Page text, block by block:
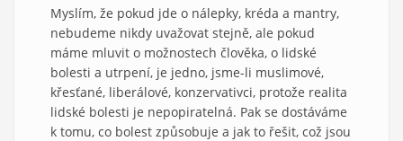
Myslím, že pokud jde o nálepky, kréda a mantry,
nebudeme nikdy uvažovat stejně, ale pokud
máme mluvit o možnostech člověka, o lidské
bolesti a utrpení, je jedno, jsme-li muslimové,
křesťané, liberálové, konzervativci, protože realita
lidské bolesti je nepopiratelná. Pak se dostáváme
k tomu, co bolest způsobuje a jak to řešit, což jsou